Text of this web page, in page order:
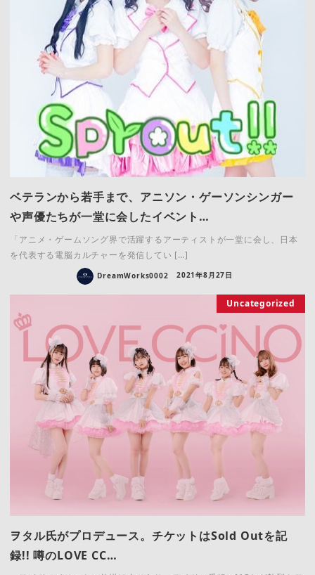
ベテランから若手まで、アニソン・ゲーソンシンガー
や声優たちが一堂に会したイベント…
「アニメ・ゲームソング界で活躍するアーティストが一堂に会し、日本
を代表する電脳カルチャーを発信してい […]
DreamWorks0002 2021年8月27日
Uncategorized
ヲタル氏がプロデュース。チケットはSold Outを記
録!! 噂のLOVE CC…